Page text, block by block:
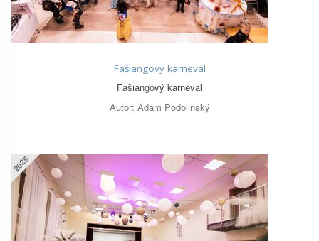
Fašiangový karneval
Fašiangový karneval
Autor: Adam Podolinský
2025